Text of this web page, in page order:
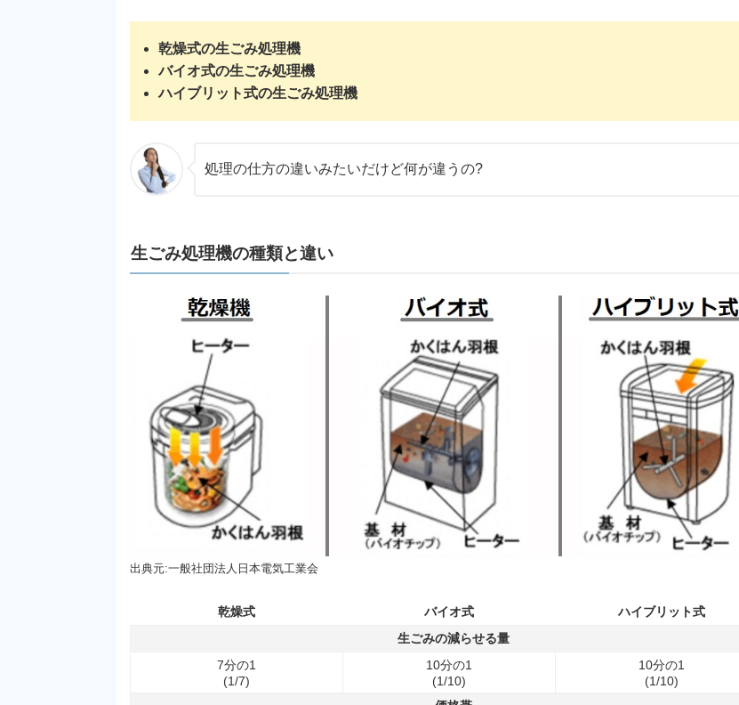
乾燥式の生ごみ処理機
バイオ式の生ごみ処理機
ハイブリット式の生ごみ処理機
処理の仕方の違いみたいだけど何が違うの?
生ごみ処理機の種類と違い
出典元:一般社団法人日本電気工業会
乾燥式 バイオ式
ハイブリット式
生ごみの減らせる量
7分の1
(1/7)
10分の1
(1/10)
10分の1
(1/10)